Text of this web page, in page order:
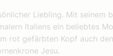
Liebling. Mit seinem
Italiens ein beliebtes
rot gefärbten Kopf auch
Jesu.